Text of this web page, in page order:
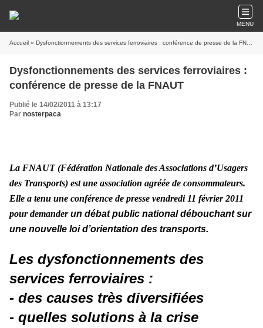
MENU
Accueil » Dysfonctionnements des services ferroviaires : conférence de presse de la FNAUT
Dysfonctionnements des services ferroviaires :
conférence de presse de la FNAUT
Publié le 14/02/2011 à 13:17
Par nosterpaca
La FNAUT (Fédération Nationale des Associations d’Usagers
des Transports) est une association agréée de consommateurs.
Elle a tenu une conférence de presse vendredi 11 février 2011
pour demander un débat public national débouchant sur
une nouvelle loi d’orientation des transports.
Les dysfonctionnements des
services ferroviaires :
- des causes très diversifiées
- quelles solutions à la crise